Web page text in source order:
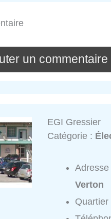
un
EGI Gressier
Catégorie :
Adresse
Verton
Quartier